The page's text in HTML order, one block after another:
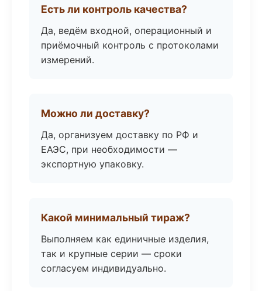
Есть ли контроль качества?
Да, ведём входной, операционный и
приёмочный контроль с протоколами
измерений.
Можно ли доставку?
Да, организуем доставку по РФ и
ЕАЭС, при необходимости —
экспортную упаковку.
Какой минимальный тираж?
Выполняем как единичные изделия,
так и крупные серии — сроки
согласуем индивидуально.